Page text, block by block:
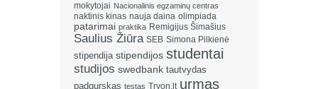
mokytojai Nacionalinis egzaminų centras
naktinis kinas nauja daina olimpiada
patarimai praktika Remigijus Šimašius
Saulius Žiūra SEB Simona Pilkienė
stipendija stipendijos studentai
studijos swedbank tautvydas
padgurskas testas Tryon.lt urmas